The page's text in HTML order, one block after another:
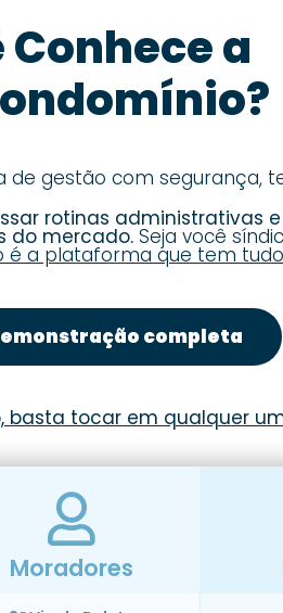
Conhece a
gestão com segurança,
rotinas administrativas
do mercado. Seja você
é a plataforma que tem
completa
basta tocar em qualquer
Moradores